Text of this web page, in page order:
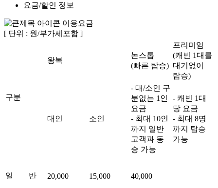
요금/할인 정보
이용요금
[ 단위 : 원/부가세포함 ]
구분
왕복
논스톱
(빠른 탑승)
프리미엄
(캐빈 1대를
대기없이
탑승)
대인 소인
- 대/소인 구
분없는 1인
요금
- 최대 10인
까지 일반
고객과 동
승 가능
- 캐빈 1대
당 요금
- 최대 8명
까지 탑승
가능
일 반 20,000 15,000 40,000